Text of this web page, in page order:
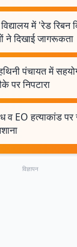
में 'रेड रिबन
ने दिखाई जागरूकता
पंचायत में
पर निपटारा
व EO हत्याकांड पर
विज्ञापन